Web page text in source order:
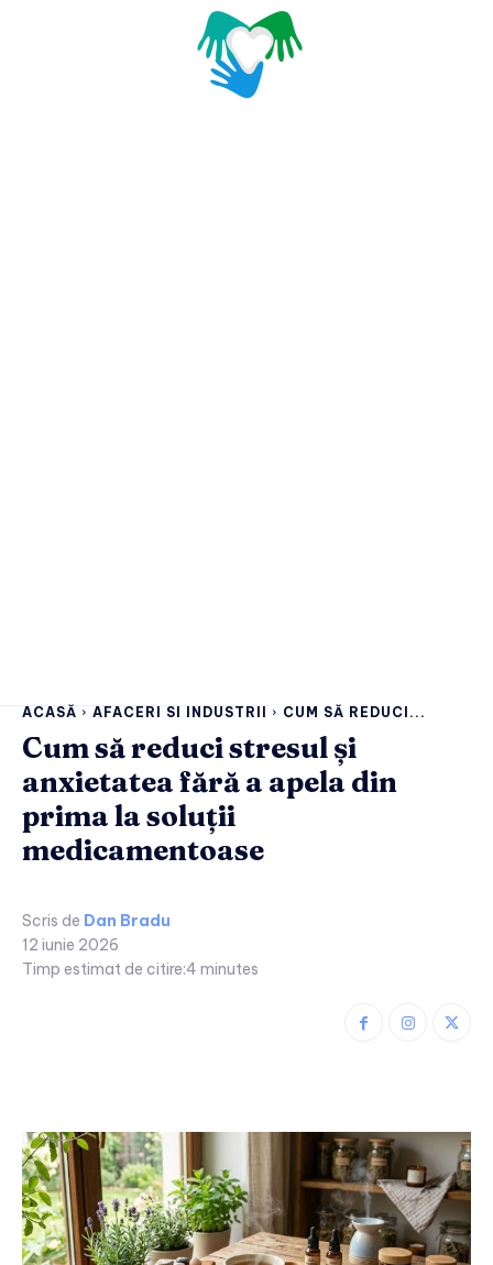
ACASĂ AFACERI SI INDUSTRII CUM SĂ REDUCI...
Cum să reduci stresul și
anxietatea fără a apela din
prima la soluții
medicamentoase
Scris de Dan Bradu
12 iunie 2026
Timp estimat de citire:4 minutes